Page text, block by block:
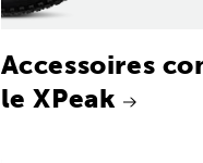
Accessoires
le XPeak